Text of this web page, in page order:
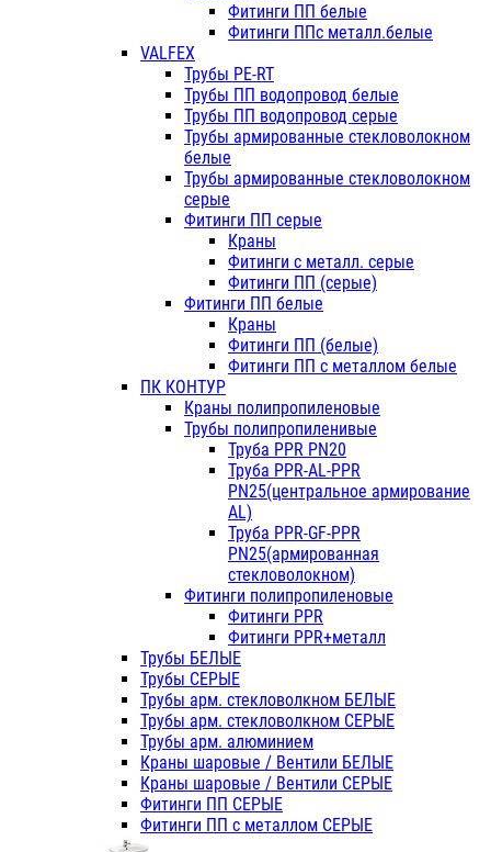
Фитинги ПП белые
Фитинги ППс металл.белые
VALFEX
Трубы PE-RT
Трубы ПП водопровод белые
Трубы ПП водопровод серые
Трубы армированные стекловолокном
белые
Трубы армированные стекловолокном
серые
Фитинги ПП серые
Краны
Фитинги с металл. серые
Фитинги ПП (серые)
Фитинги ПП белые
Краны
Фитинги ПП (белые)
Фитинги ПП с металлом белые
ПК КОНТУР
Краны полипропиленовые
Трубы полипропиленивые
Труба PPR PN20
Труба PPR-AL-PPR
PN25(центральное армирование
AL)
Труба PPR-GF-PPR
PN25(армированная
стекловолокном)
Фитинги полипропиленовые
Фитинги PPR
Фитинги PPR+металл
Трубы БЕЛЫЕ
Трубы СЕРЫЕ
Трубы арм. стекловолкном БЕЛЫЕ
Трубы арм. стекловолкном СЕРЫЕ
Трубы арм. алюминием
Краны шаровые / Вентили БЕЛЫЕ
Краны шаровые / Вентили СЕРЫЕ
Фитинги ПП СЕРЫЕ
Фитинги ПП с металлом СЕРЫЕ